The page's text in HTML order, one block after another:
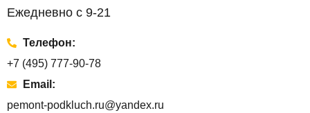
Ежедневно с 9-21
Телефон:
+7 (495) 777-90-78
Email:
pemont-podkluch.ru@yandex.ru